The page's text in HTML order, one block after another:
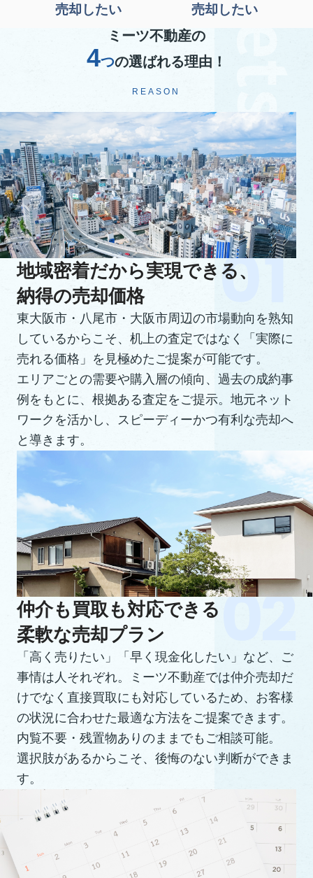
売却したい
売却したい
ミーツ不動産の
4つの選ばれる理由！
REASON
地域密着だから実現できる、
納得の売却価格
東大阪市・八尾市・大阪市周辺の市場動向を熟知
しているからこそ、机上の査定ではなく「実際に
売れる価格」を見極めたご提案が可能です。
エリアごとの需要や購入層の傾向、過去の成約事
例をもとに、根拠ある査定をご提示。地元ネット
ワークを活かし、スピーディーかつ有利な売却へ
と導きます。
仲介も買取も対応できる
柔軟な売却プラン
「高く売りたい」「早く現金化したい」など、ご
事情は人それぞれ。ミーツ不動産では仲介売却だ
けでなく直接買取にも対応しているため、お客様
の状況に合わせた最適な方法をご提案できます。
内覧不要・残置物ありのままでもご相談可能。
選択肢があるからこそ、後悔のない判断ができま
す。